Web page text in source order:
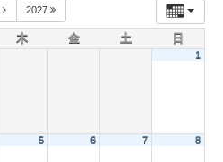
2027
木 金 土 日
1
5 6 7 8